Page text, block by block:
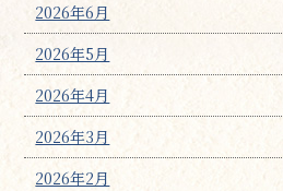
2026年6月
2026年5月
2026年4月
2026年3月
2026年2月